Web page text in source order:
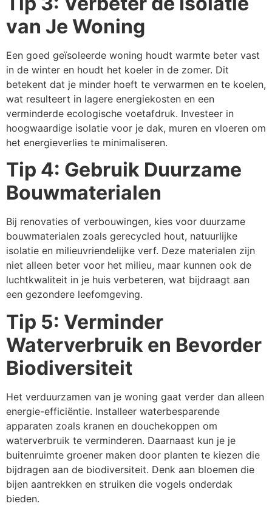
van Je Woning
Een goed geïsoleerde woning houdt warmte beter vast
in de winter en houdt het koeler in de zomer. Dit
betekent dat je minder hoeft te verwarmen en te koelen,
wat resulteert in lagere energiekosten en een
verminderde ecologische voetafdruk. Investeer in
hoogwaardige isolatie voor je dak, muren en vloeren om
het energieverlies te minimaliseren.
Tip 4: Gebruik Duurzame
Bouwmaterialen
Bij renovaties of verbouwingen, kies voor duurzame
bouwmaterialen zoals gerecycled hout, natuurlijke
isolatie en milieuvriendelijke verf. Deze materialen zijn
niet alleen beter voor het milieu, maar kunnen ook de
luchtkwaliteit in je huis verbeteren, wat bijdraagt aan
een gezondere leefomgeving.
Tip 5: Verminder
Waterverbruik en Bevorder
Biodiversiteit
Het verduurzamen van je woning gaat verder dan alleen
energie-efficiëntie. Installeer waterbesparende
apparaten zoals kranen en douchekoppen om
waterverbruik te verminderen. Daarnaast kun je je
buitenruimte groener maken door planten te kiezen die
bijdragen aan de biodiversiteit. Denk aan bloemen die
bijen aantrekken en struiken die vogels onderdak
bieden.